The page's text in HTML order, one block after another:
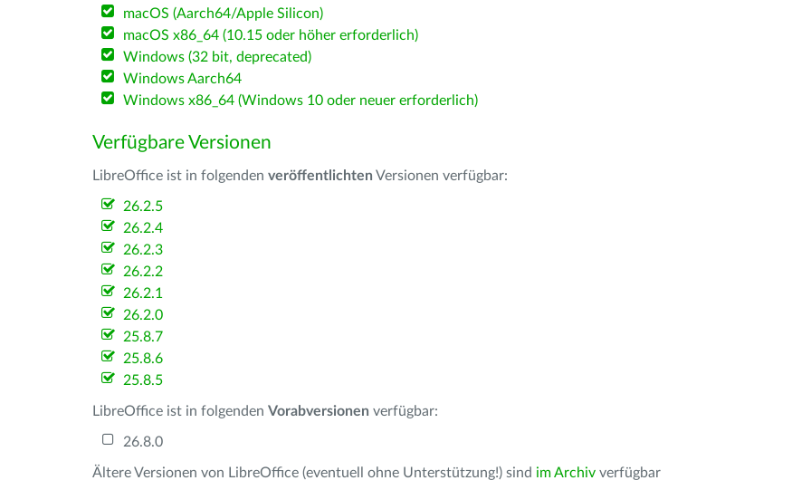
macOS (Aarch64/Apple Silicon)
macOS x86_64 (10.15 oder höher erforderlich)
Windows (32 bit, deprecated)
Windows Aarch64
Windows x86_64 (Windows 10 oder neuer erforderlich)
Verfügbare Versionen
LibreOffice ist in folgenden veröffentlichten Versionen verfügbar:
26.2.5
26.2.4
26.2.3
26.2.2
26.2.1
26.2.0
25.8.7
25.8.6
25.8.5
LibreOffice ist in folgenden Vorabversionen verfügbar:
26.8.0
Ältere Versionen von LibreOffice (eventuell ohne Unterstützung!) sind im Archiv verfügbar